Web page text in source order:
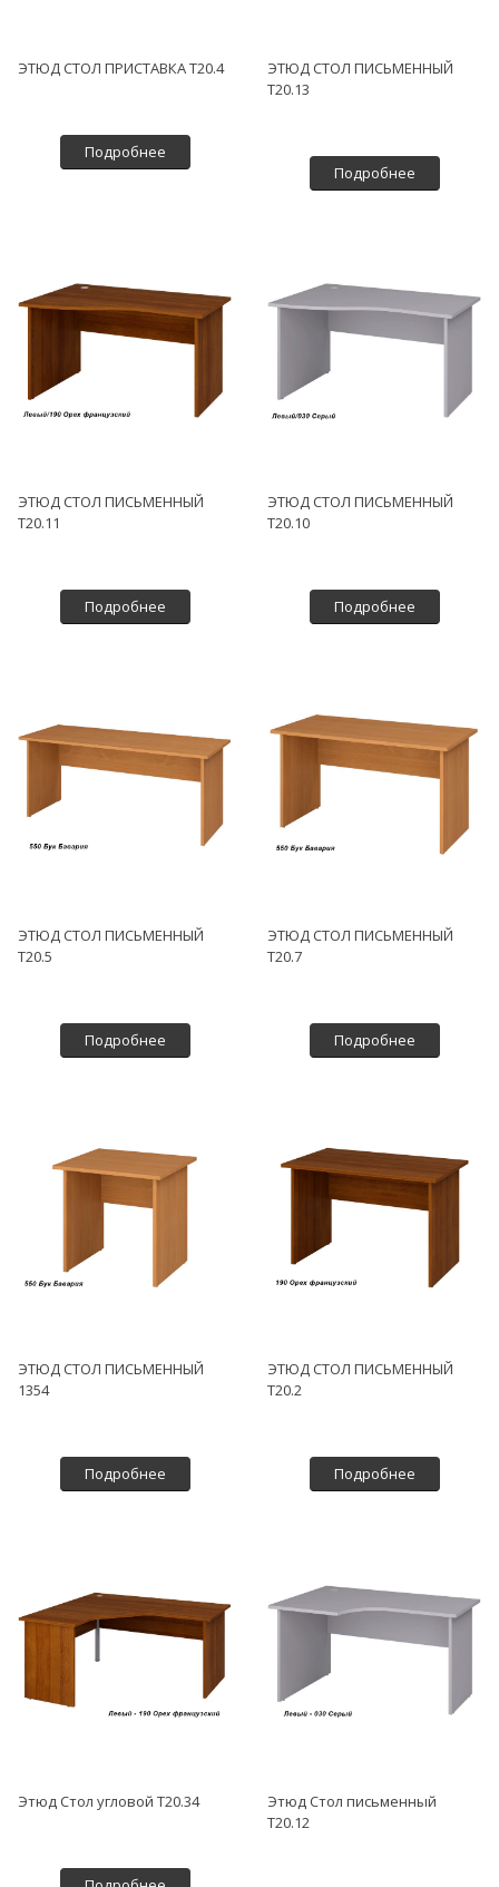
ЭТЮД СТОЛ ПРИСТАВКА Т20.4
Подробнее
ЭТЮД СТОЛ ПИСЬМЕННЫЙ
Т20.13
Подробнее
ЭТЮД СТОЛ ПИСЬМЕННЫЙ
Т20.11
Подробнее
ЭТЮД СТОЛ ПИСЬМЕННЫЙ
Т20.10
Подробнее
ЭТЮД СТОЛ ПИСЬМЕННЫЙ
Т20.5
Подробнее
ЭТЮД СТОЛ ПИСЬМЕННЫЙ
Т20.7
Подробнее
ЭТЮД СТОЛ ПИСЬМЕННЫЙ
1354
Подробнее
ЭТЮД СТОЛ ПИСЬМЕННЫЙ
Т20.2
Подробнее
Этюд Стол угловой Т20.34
Этюд Стол письменный
Т20.12